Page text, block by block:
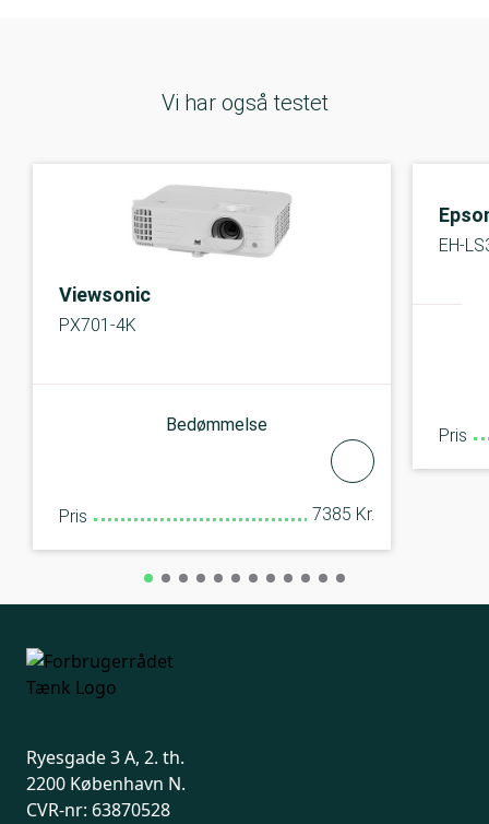
Vi har også testet
Viewsonic
PX701-4K
Bedømmelse
Pris 7385 Kr.
EH-
Pris
Ryesgade 3 A, 2. th.
2200 København N.
CVR-nr: 63870528